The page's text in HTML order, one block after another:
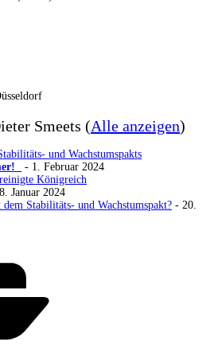
Smeets (Alle anzeigen)
und Wachstumspakts
- 1. Februar 2024
Königreich
Januar 2024
Stabilitäts- und Wachstumspakt? - 20.